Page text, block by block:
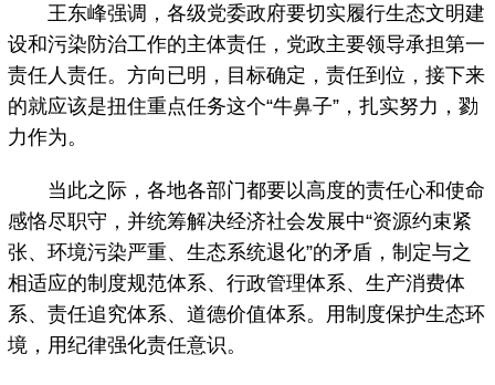
王东峰强调，各级党委政府要切实履行生态文明建
设和污染防治工作的主体责任，党政主要领导承担第一
责任人责任。方向已明，目标确定，责任到位，接下来
的就应该是扭住重点任务这个“牛鼻子”，扎实努力，勠
力作为。
当此之际，各地各部门都要以高度的责任心和使命
感恪尽职守，并统筹解决经济社会发展中“资源约束紧
张、环境污染严重、生态系统退化”的矛盾，制定与之
相适应的制度规范体系、行政管理体系、生产消费体
系、责任追究体系、道德价值体系。用制度保护生态环
境，用纪律强化责任意识。